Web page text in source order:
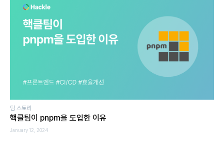
팀 스토리
핵클팀이 pnpm을 도입한 이유
January 12, 2024